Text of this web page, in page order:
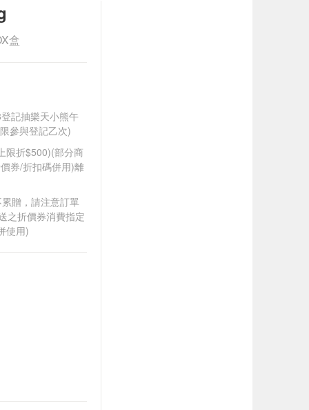
盒
記抽樂天小熊午
參與登記乙次)
限折$500)(部分商
券/折扣碼併用)離
贈，請注意訂單
之折價券消費指定
使用)